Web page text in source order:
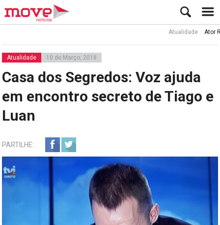
Atualidade Ator Rui de
Atualidade 10 de Março, 2018
Casa dos Segredos: Voz ajuda
em encontro secreto de Tiago e
Luan
PARTILHE: